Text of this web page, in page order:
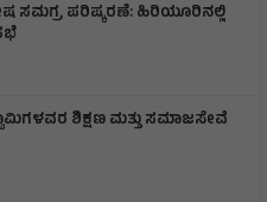
ಸಮಗ್ರ ಪರಿಷ್ಕರಣೆ: ಹಿರಿಯೂರಿನಲ್ಲಿ
ಶಿಕ್ಷಣ ಮತ್ತು ಸಮಾಜಸೇವೆ